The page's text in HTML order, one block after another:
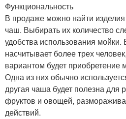
Функциональность
В продаже можно найти
чаш. Выбирать их количество
удобства использования
насчитывает более трех
вариантом будет
Одна из них обычно
другая чаша будет полезна для
фруктов и овощей,
действий.